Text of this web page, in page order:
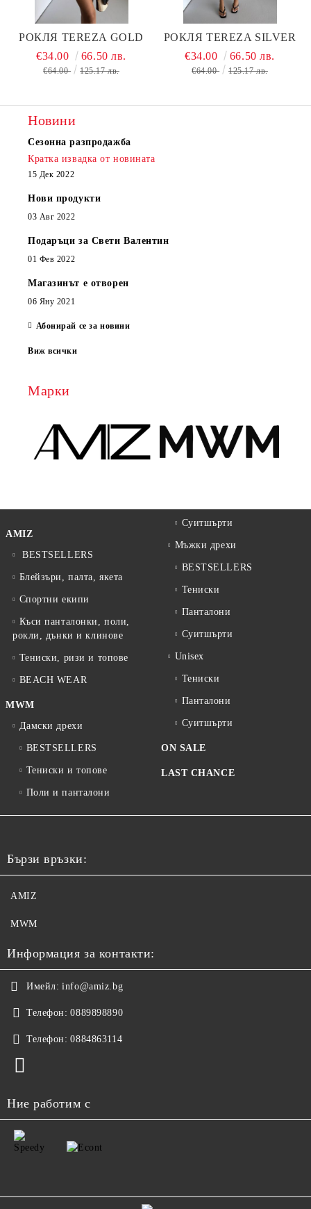
РОКЛЯ TEREZA GOLD
€34.00 66.50 лв.
€64.00 125.17 лв.
РОКЛЯ TEREZA SILVER
€34.00 66.50 лв.
€64.00 125.17 лв.
Новини
Сезонна разпродажба
Кратка извадка от новината
15 Дек 2022
Нови продукти
03 Авг 2022
Подаръци за Свети Валентин
01 Фев 2022
Магазинът е отворен
06 Яну 2021
Абонирай се за новини
Виж всички
Марки
AMIZ
BESTSELLERS
Блейзъри, палта, якета
Спортни екипи
Къси панталонки, поли,
рокли, дънки и клинове
Тениски, ризи и топове
BEACH WEAR
MWM
Дамски дрехи
BESTSELLERS
Тениски и топове
Поли и панталони
Суитшърти
Мъжки дрехи
BESTSELLERS
Тениски
Панталони
Суитшърти
Unisex
Тениски
Панталони
Суитшърти
ON SALE
LAST CHANCE
Бързи връзки:
AMIZ
MWM
Информация за контакти:
Имейл: info@amiz.bg
Телефон: 0889898890
Телефон: 0884863114
Ние работим с